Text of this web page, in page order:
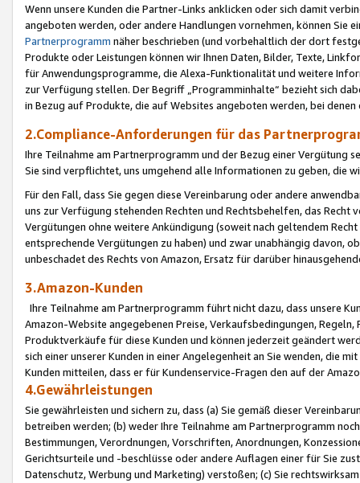
Wenn unsere Kunden die Partner-Links anklicken oder sich damit
angeboten werden, oder andere Handlungen vornehmen, können Sie
Partnerprogramm näher beschrieben (und vorbehaltlich der dort
Produkte oder Leistungen können wir Ihnen Daten, Bilder, Texte,
für Anwendungsprogramme, die Alexa-Funktionalität und weitere
zur Verfügung stellen. Der Begriff „Programminhalte“ bezieht sich
in Bezug auf Produkte, die auf Websites angeboten werden, bei
2.Compliance-Anforderungen für das
Ihre Teilnahme am Partnerprogramm und der Bezug einer Vergütung
Sie sind verpflichtet, uns umgehend alle Informationen zu geben, die
Für den Fall, dass Sie gegen diese Vereinbarung oder andere
uns zur Verfügung stehenden Rechten und Rechtsbehelfen, das
Vergütungen ohne weitere Ankündigung (soweit nach geltendem
entsprechende Vergütungen zu haben) und zwar unabhängig davon,
unbeschadet des Rechts von Amazon, Ersatz für darüber
3.Amazon-Kunden
Ihre Teilnahme am Partnerprogramm führt nicht dazu, dass unsere
Amazon-Website angegebenen Preise, Verkaufsbedingungen,
Produktverkäufe für diese Kunden und können jederzeit geändert
sich einer unserer Kunden in einer Angelegenheit an Sie wenden, die
Kunden mitteilen, dass er für Kundenservice-Fragen den auf der
4.Gewährleistungen
Sie gewährleisten und sichern zu, dass (a) Sie gemäß dieser
betreiben werden; (b) weder Ihre Teilnahme am Partnerprogramm
Bestimmungen, Verordnungen, Vorschriften, Anordnungen,
Gerichtsurteile und -beschlüsse oder andere Auflagen einer für Sie
Datenschutz, Werbung und Marketing) verstoßen; (c) Sie